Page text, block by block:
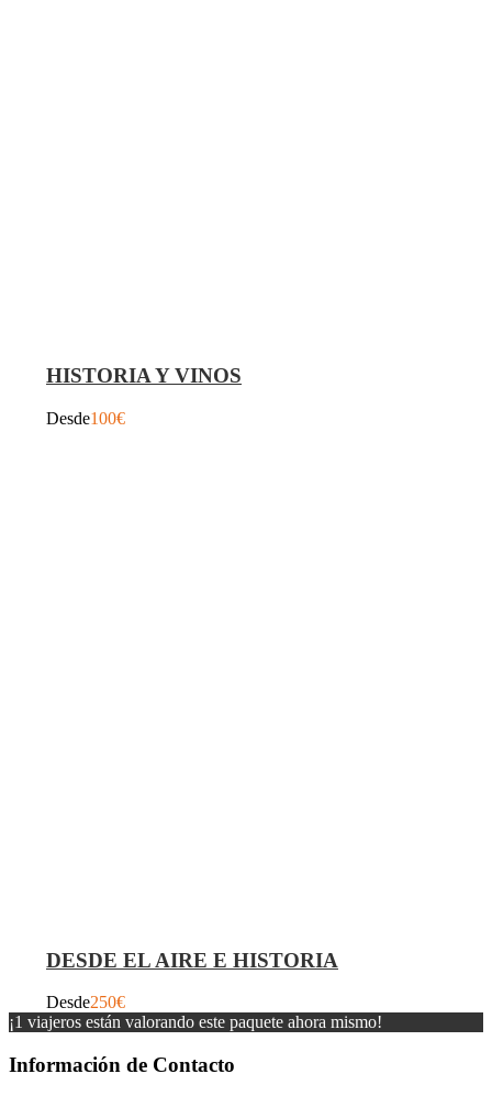
HISTORIA Y VINOS
Desde100€
DESDE EL AIRE E HISTORIA
Desde250€
¡1 viajeros están valorando este paquete ahora mismo!
Información de Contacto